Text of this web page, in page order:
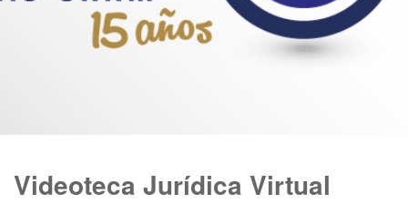
Videoteca Jurídica Virtual